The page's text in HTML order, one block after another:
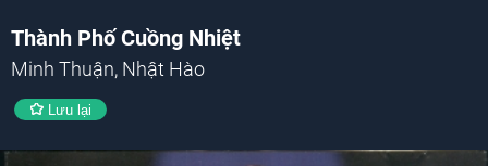
Thành Phố Cuồng Nhiệt
Minh Thuận, Nhật Hào
Lưu lại